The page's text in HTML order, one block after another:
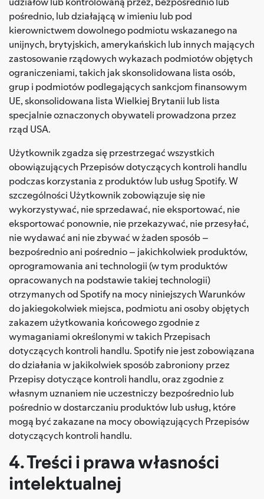
pośrednio, lub działającą w imieniu lub pod
kierownictwem dowolnego podmiotu wskazanego na
unijnych, brytyjskich, amerykańskich lub innych mających
zastosowanie rządowych wykazach podmiotów objętych
ograniczeniami, takich jak skonsolidowana lista osób,
grup i podmiotów podlegających sankcjom finansowym
UE, skonsolidowana lista Wielkiej Brytanii lub lista
specjalnie oznaczonych obywateli prowadzona przez
rząd USA.
Użytkownik zgadza się przestrzegać wszystkich
obowiązujących Przepisów dotyczących kontroli handlu
podczas korzystania z produktów lub usług Spotify. W
szczególności Użytkownik zobowiązuje się nie
wykorzystywać, nie sprzedawać, nie eksportować, nie
eksportować ponownie, nie przekazywać, nie przesyłać,
nie wydawać ani nie zbywać w żaden sposób –
bezpośrednio ani pośrednio – jakichkolwiek produktów,
oprogramowania ani technologii (w tym produktów
opracowanych na podstawie takiej technologii)
otrzymanych od Spotify na mocy niniejszych Warunków
do jakiegokolwiek miejsca, podmiotu ani osoby objętych
zakazem użytkowania końcowego zgodnie z
wymaganiami określonymi w takich Przepisach
dotyczących kontroli handlu. Spotify nie jest zobowiązana
do działania w jakikolwiek sposób zabroniony przez
Przepisy dotyczące kontroli handlu, oraz zgodnie z
własnym uznaniem nie uczestniczy bezpośrednio lub
pośrednio w dostarczaniu produktów lub usług, które
mogą być zakazane na mocy obowiązujących Przepisów
dotyczących kontroli handlu.
4. Treści i prawa własności
intelektualnej